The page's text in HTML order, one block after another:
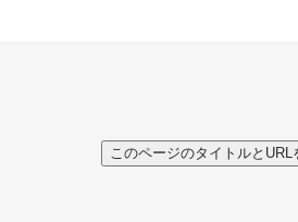
このページのタイトルとURL